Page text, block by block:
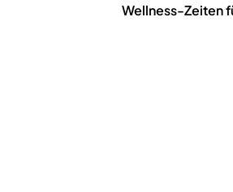
Wellness-Zeiten